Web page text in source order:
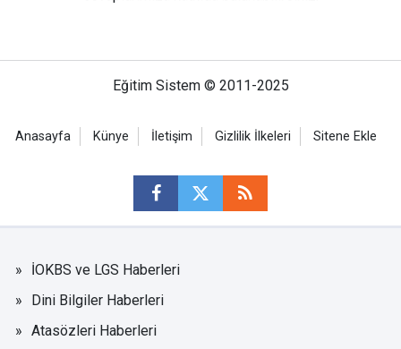
Eğitim Sistem © 2011-2025
Anasayfa Künye İletişim Gizlilik İlkeleri Sitene Ekle
İOKBS ve LGS Haberleri
Dini Bilgiler Haberleri
Atasözleri Haberleri